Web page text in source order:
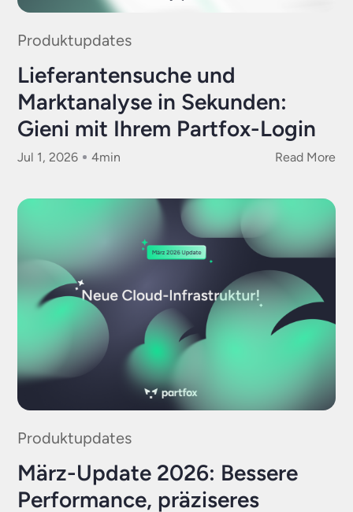
Produktupdates
Lieferantensuche und
Marktanalyse in Sekunden:
Gieni mit Ihrem Partfox-Login
Jul 1, 2026 4min Read More
Produktupdates
März-Update 2026: Bessere
Performance, präziseres